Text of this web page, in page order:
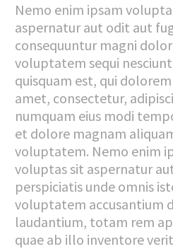
Nemo enim ipsam
aspernatur aut odit aut
consequuntur magni
voluptatem sequi
quisquam est, qui
amet, consectetur,
numquam eius modi
et dolore magnam
voluptatem. Nemo enim
voluptas sit aspernatur
perspiciatis unde omnis
voluptatem accusantium
laudantium, totam rem
quae ab illo inventore